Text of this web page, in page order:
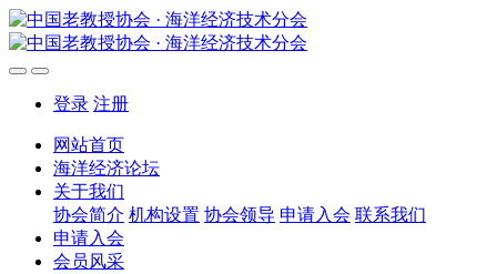
登录 注册
网站首页
海洋经济论坛
关于我们
协会简介 机构设置 协会领导 申请入会 联系我们
申请入会
会员风采